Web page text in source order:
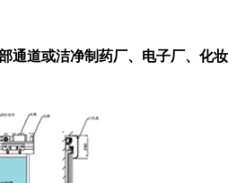
道或洁净制药厂、电子厂、化妆